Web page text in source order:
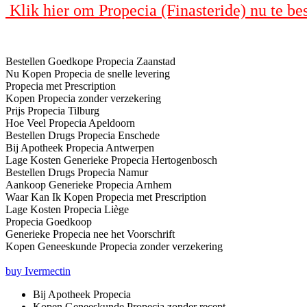
Klik hier om Propecia (Finasteride) nu te
Bestellen Goedkope Propecia Zaanstad
Nu Kopen Propecia de snelle levering
Propecia met Prescription
Kopen Propecia zonder verzekering
Prijs Propecia Tilburg
Hoe Veel Propecia Apeldoorn
Bestellen Drugs Propecia Enschede
Bij Apotheek Propecia Antwerpen
Lage Kosten Generieke Propecia Hertogenbosch
Bestellen Drugs Propecia Namur
Aankoop Generieke Propecia Arnhem
Waar Kan Ik Kopen Propecia met Prescription
Lage Kosten Propecia Liège
Propecia Goedkoop
Generieke Propecia nee het Voorschrift
Kopen Geneeskunde Propecia zonder verzekering
buy Ivermectin
Bij Apotheek Propecia